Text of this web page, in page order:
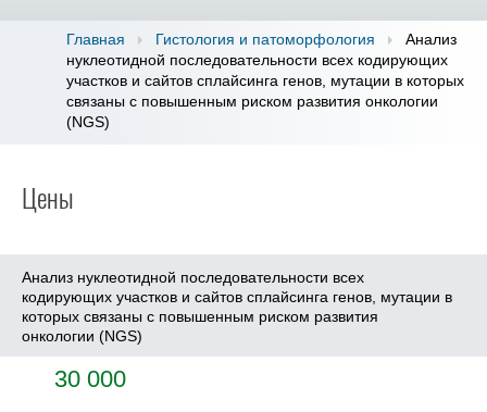
Главная Гистология и патоморфология
Анализ
нуклеотидной последовательности всех кодирующих
участков и сайтов сплайсинга генов, мутации в которых
связаны с повышенным риском развития онкологии
(NGS)
Цены
Анализ нуклеотидной последовательности всех
кодирующих участков и сайтов сплайсинга генов, мутации в
которых связаны с повышенным риском развития
онкологии (NGS)
30 000